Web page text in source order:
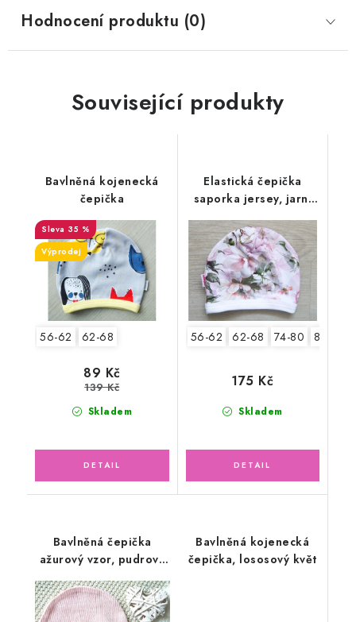
Hodnocení produktu (0)
Související produkty
Bavlněná kojenecká
čepička
35 %
Výprodej
56-62 62-68
Skladem
89 Kč
139 Kč
Elastická čepička
saporka jersey, jarní
květy
56-62 62-68 74-80 80-86
Skladem
175 Kč
Bavlněná čepička
ažurový vzor, pudrově
Bavlněná kojenecká
čepička, lososový květ